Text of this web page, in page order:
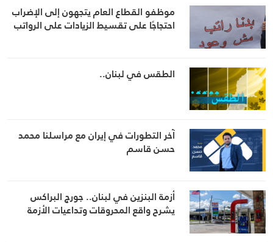
موظفو القطاع العام يتجهون إلى الإضراب
احتجاجًا على تقسيط الزيادات على الرواتب
الطقس في لبنان..
آخر التطورات في إيران مع مراسلنا محمد
حسن قاسم
أزمة البنزين في لبنان.. جورج البراكس
يشرح واقع المحروقات وتداعيات الأزمة